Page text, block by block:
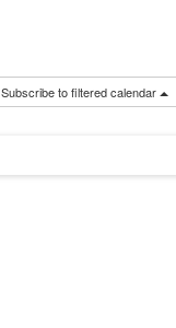
Subscribe to filtered calendar